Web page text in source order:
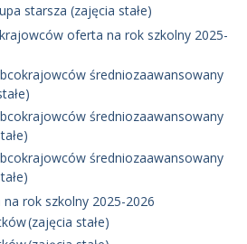
starsza (zajęcia stałe)
oferta na rok szkolny 2025-
średniozaawansowany
średniozaawansowany
średniozaawansowany
na rok szkolny 2025-2026
(zajęcia stałe)